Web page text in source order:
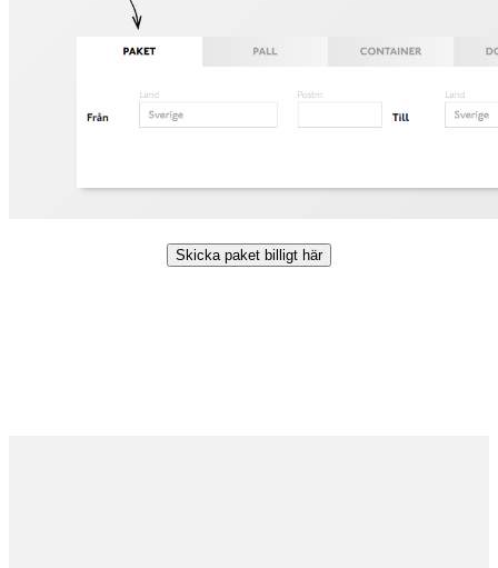
Skicka paket billigt här